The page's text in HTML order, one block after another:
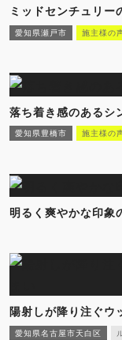
ミッドセンチュリー
愛知県瀬戸市 施主様の
落ち着き感のあるシ
愛知県豊橋市 施主様の
明るく爽やかな印象
陽射しが降り注ぐウ
愛知県名古屋市天白区